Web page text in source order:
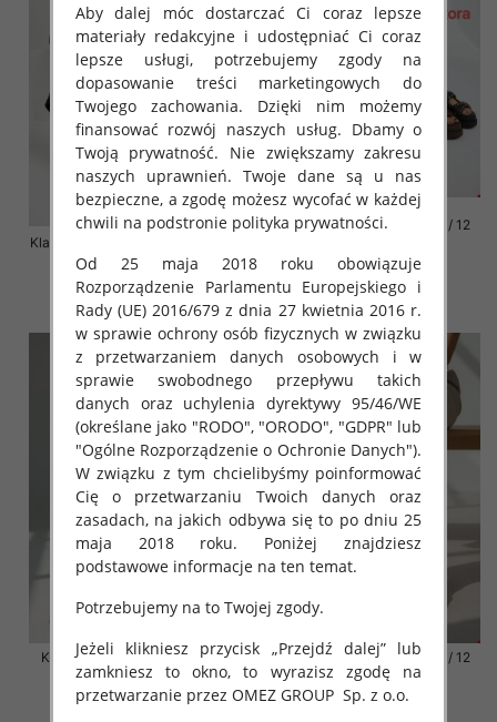
Klapki damskie Roz 36-41 / 12 par
72.00 zł
szczegóły
Klapki damskie Roz 36-42 / 12
76.00 zł
szczegóły
Klapki damskie Roz 36-42 / 12
par
41.00 zł
Klapki damskie Roz 36-42 / 12
par
41.00 zł
Aby dalej móc dostarczać Ci coraz lepsze
materiały redakcyjne i udostępniać Ci coraz
lepsze usługi, potrzebujemy zgody na
dopasowanie treści marketingowych do
Twojego zachowania. Dzięki nim możemy
finansować rozwój naszych usług. Dbamy o
Twoją prywatność. Nie zwiększamy zakresu
naszych uprawnień. Twoje dane są u nas
bezpieczne, a zgodę możesz wycofać w każdej
chwili na podstronie polityka prywatności.
Od 25 maja 2018 roku obowiązuje
Rozporządzenie Parlamentu Europejskiego i
Rady (UE) 2016/679 z dnia 27 kwietnia 2016 r.
w sprawie ochrony osób fizycznych w związku
z przetwarzaniem danych osobowych i w
sprawie swobodnego przepływu takich
danych oraz uchylenia dyrektywy 95/46/WE
(określane jako "RODO", "ORODO", "GDPR" lub
"Ogólne Rozporządzenie o Ochronie Danych").
W związku z tym chcielibyśmy poinformować
Cię o przetwarzaniu Twoich danych oraz
zasadach, na jakich odbywa się to po dniu 25
maja 2018 roku. Poniżej znajdziesz
podstawowe informacje na ten temat.
Potrzebujemy na to Twojej zgody.
Jeżeli klikniesz przycisk „Przejdź dalej” lub
zamkniesz to okno, to wyrazisz zgodę na
przetwarzanie przez OMEZ GROUP Sp. z o.o.